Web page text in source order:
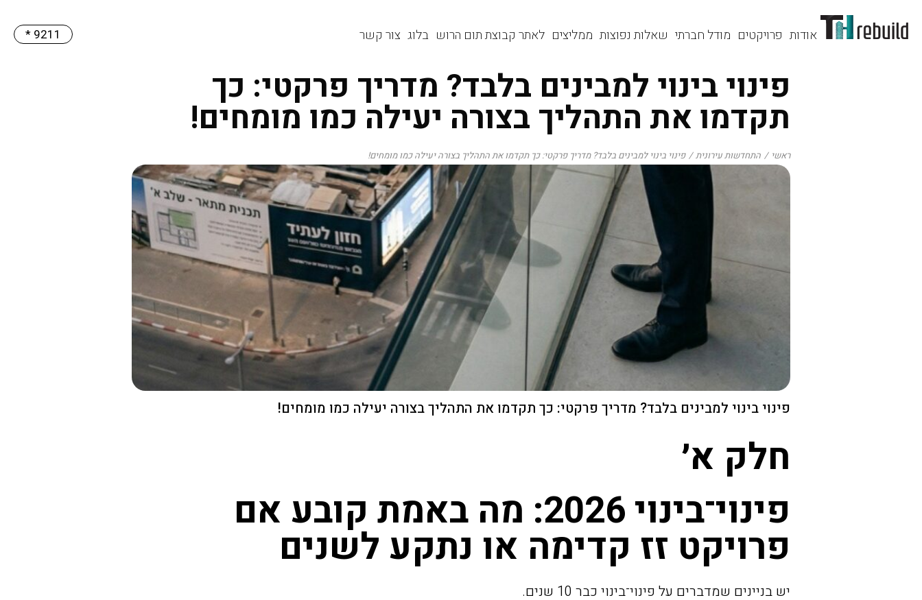
אודות פרויקטים מודל חברתי שאלות נפוצות ממליצים לאתר קבוצת תום הרוש בלוג צור קשר 9211 *
פינוי בינוי למבינים בלבד? מדריך פרקטי: כך
תקדמו את התהליך בצורה יעילה כמו מומחים!
ראשי התחדשות עירונית פינוי בינוי למבינים בלבד? מדריך פרקטי: כך תקדמו את התהליך בצורה יעילה כמו מומחים!
פינוי בינוי למבינים בלבד? מדריך פרקטי: כך תקדמו את התהליך בצורה יעילה כמו מומחים!
חלק א׳
פינוי־בינוי 2026: מה באמת קובע אם
פרויקט זז קדימה או נתקע לשנים
יש בניינים שמדברים על פינוי־בינוי כבר 10 שנים.